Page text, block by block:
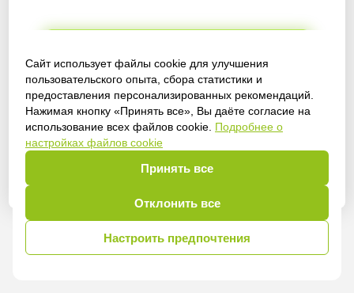
Сайт использует файлы cookie для улучшения
пользовательского опыта, сбора статистики и
предоставления персонализированных рекомендаций.
Нажимая кнопку «Принять все», Вы даёте согласие на
использование всех файлов cookie. Подробнее о
настройках файлов cookie
Принять все
Отклонить все
Настроить предпочтения
Войти